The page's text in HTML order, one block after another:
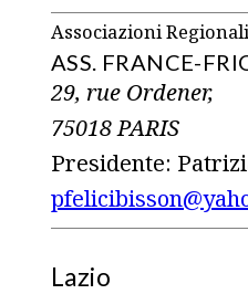
Associazioni
ASS. FRANCE-
29, rue Ordener,
75018 PARIS
Presidente:
Lazio